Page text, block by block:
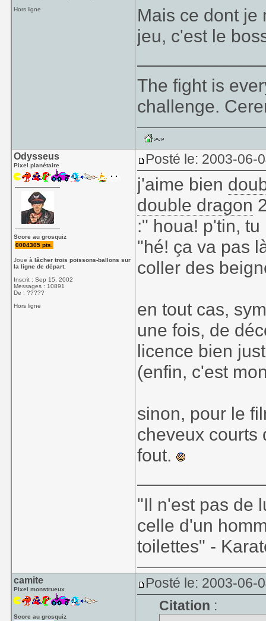
Hors ligne
Mais ce dont je
jeu, c'est le
The fight is
challenge.
Odysseus
Pixel planétaire
Score au grosquiz
0004305 pts.
Joue àlâcher trois poissons-ballons sur
la ligne de départ.
Inscrit : Sep 15, 2002
Messages : 10891
De : ?????
Hors ligne
Posté le: 2003-06-
j'aime bien
double dragon
:" houa! p'tin,
"hé! ça va pas
coller des
en tout cas,
une fois, de
licence bien
(enfin, c'est
sinon, pour le
cheveux courts
fout.
"Il n'est pas de
celle d'un
toilettes" -
camite
Pixel monstrueux
Score au grosquiz
Posté le: 2003-06-
Citation :